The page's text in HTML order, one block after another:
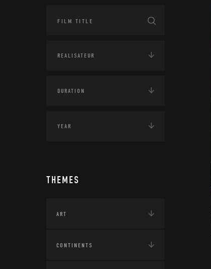
THEMES
ART
CONTINENTS